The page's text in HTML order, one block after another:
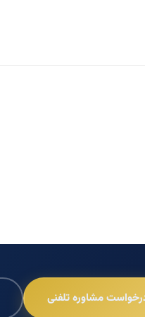
مشاوره تلفنی